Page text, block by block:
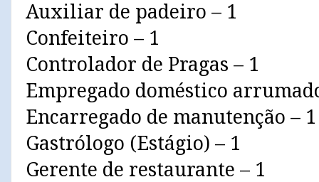
Auxiliar de padeiro – 1
Confeiteiro – 1
Controlador de Pragas – 1
Empregado doméstico
Encarregado de manutenção – 1
Gastrólogo (Estágio) – 1
Gerente de restaurante – 1